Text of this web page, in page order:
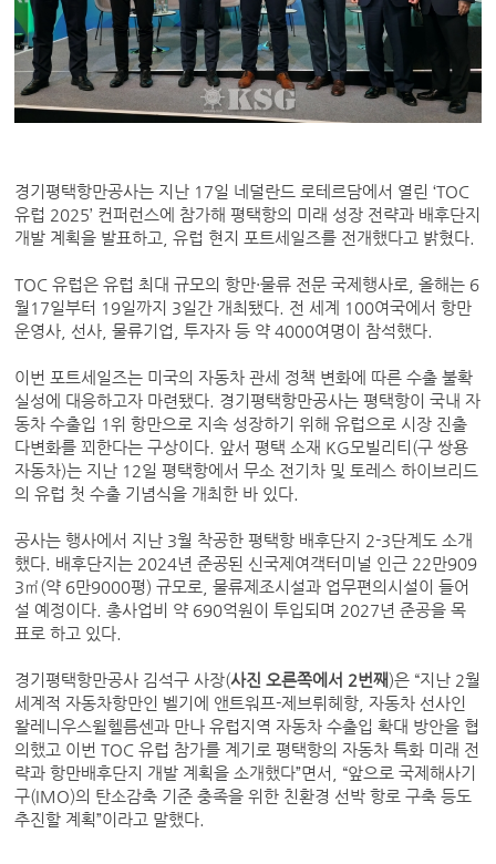
경기평택항만공사는 지난 17일 네덜란드 로테르담에서 열린 ‘TOC
유럽 2025’ 컨퍼런스에 참가해 평택항의 미래 성장 전략과 배후단지
개발 계획을 발표하고, 유럽 현지 포트세일즈를 전개했다고 밝혔다.
TOC 유럽은 유럽 최대 규모의 항만·물류 전문 국제행사로, 올해는 6
월17일부터 19일까지 3일간 개최됐다. 전 세계 100여국에서 항만
운영사, 선사, 물류기업, 투자자 등 약 4000여명이 참석했다.
이번 포트세일즈는 미국의 자동차 관세 정책 변화에 따른 수출 불확
실성에 대응하고자 마련됐다. 경기평택항만공사는 평택항이 국내 자
동차 수출입 1위 항만으로 지속 성장하기 위해 유럽으로 시장 진출
다변화를 꾀한다는 구상이다. 앞서 평택 소재 KG모빌리티(구 쌍용
자동차)는 지난 12일 평택항에서 무소 전기차 및 토레스 하이브리드
의 유럽 첫 수출 기념식을 개최한 바 있다.
공사는 행사에서 지난 3월 착공한 평택항 배후단지 2-3단계도 소개
했다. 배후단지는 2024년 준공된 신국제여객터미널 인근 22만909
3㎡(약 6만9000평) 규모로, 물류제조시설과 업무편의시설이 들어
설 예정이다. 총사업비 약 690억원이 투입되며 2027년 준공을 목
표로 하고 있다.
경기평택항만공사 김석구 사장(사진 오른쪽에서 2번째)은 “지난 2월
세계적 자동차항만인 벨기에 앤트워프-제브뤼헤항, 자동차 선사인
왈레니우스윌헬름센과 만나 유럽지역 자동차 수출입 확대 방안을 협
의했고 이번 TOC 유럽 참가를 계기로 평택항의 자동차 특화 미래 전
략과 항만배후단지 개발 계획을 소개했다”면서, “앞으로 국제해사기
구(IMO)의 탄소감축 기준 충족을 위한 친환경 선박 항로 구축 등도
추진할 계획”이라고 말했다.